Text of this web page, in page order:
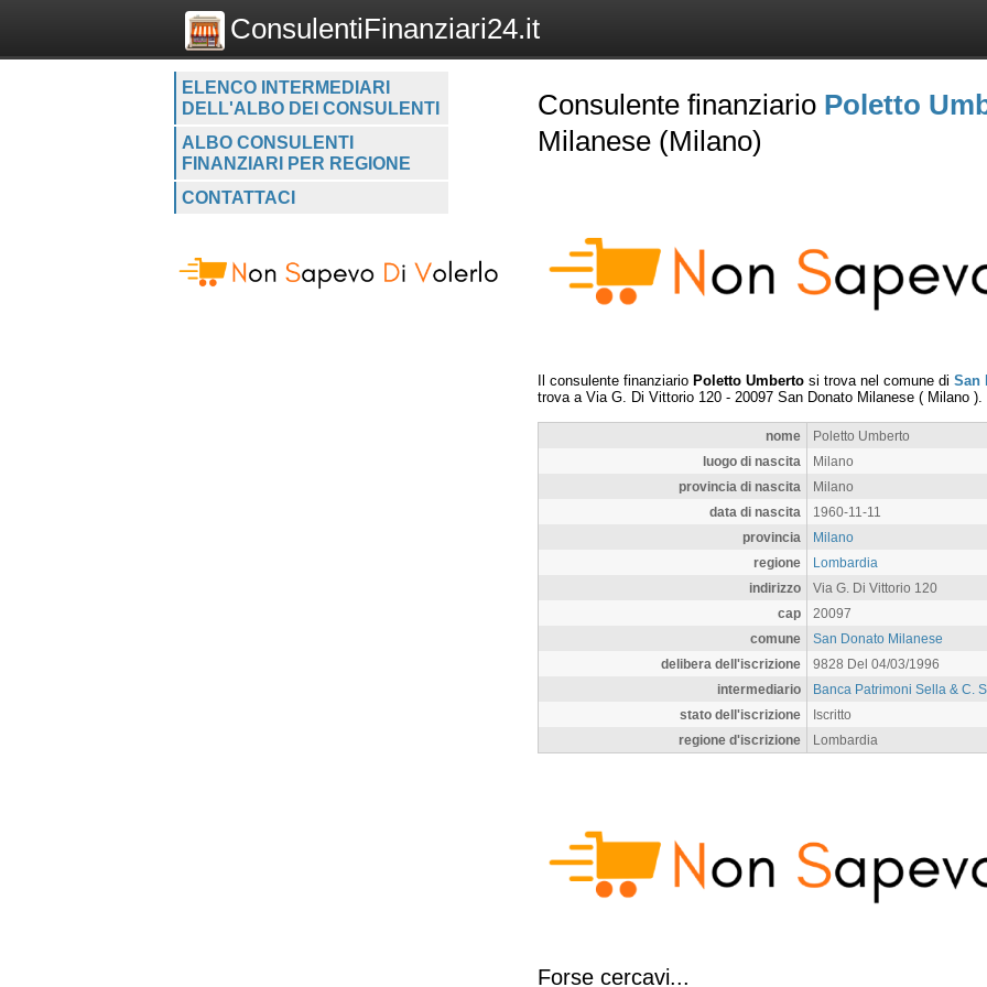
ConsulentiFinanziari24.it
ELENCO INTERMEDIARI
DELL'ALBO DEI CONSULENTI
ALBO CONSULENTI
FINANZIARI PER REGIONE
CONTATTACI
Consulente finanziario Poletto
Milanese (Milano)
Il consulente finanziario Poletto Umberto si trova nel comune di San
trova a Via G. Di Vittorio 120 - 20097 San Donato Milanese ( Milano ).
nome
Poletto Umberto
luogo di nascita
Milano
provincia di nascita
Milano
data di nascita
1960-11-11
provincia
Milano
regione
Lombardia
indirizzo
Via G. Di Vittorio 120
cap
20097
comune
San Donato Milanese
delibera dell'iscrizione
9828 Del 04/03/1996
intermediario
Banca Patrimoni Sella & C.
stato dell'iscrizione
Iscritto
regione d'iscrizione
Lombardia
Forse cercavi...